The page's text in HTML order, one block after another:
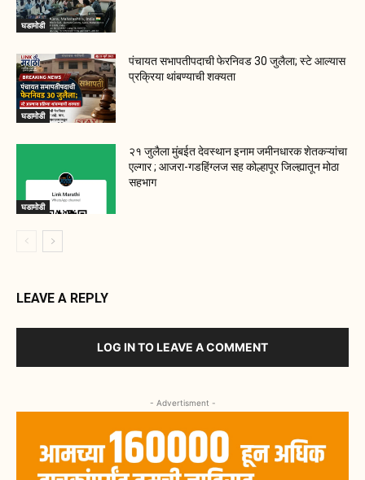
घडामोडी
घडामोडी
पंचायत सभापतीपदाची फेरनिवड 30 जुलैला; स्टे आल्यास
प्रक्रिया थांबण्याची शक्यता
घडामोडी
२१ जुलैला मुंबईत देवस्थान इनाम जमीनधारक शेतकऱ्यांचा
एल्गार ; आजरा-गडहिंग्लज सह कोल्हापूर जिल्ह्यातून मोठा
सहभाग
LEAVE A REPLY
LOG IN TO LEAVE A COMMENT
- Advertisment -